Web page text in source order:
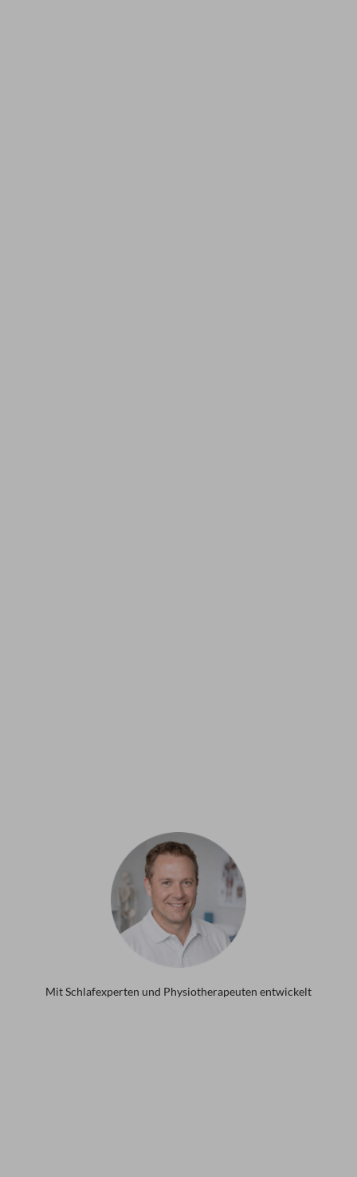
Mit Schlafexperten und Physiotherapeuten entwickelt